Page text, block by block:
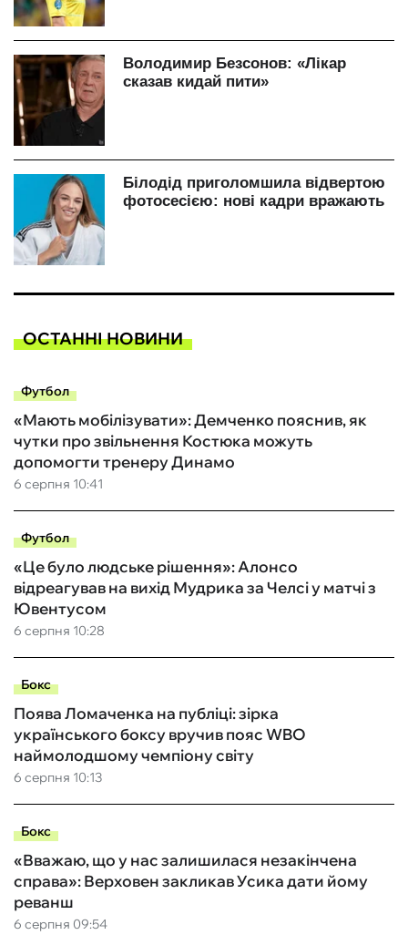
ОСТАННІ НОВИНИ
Футбол
6 серпня 10:41
«Мають мобілізувати»: Демченко пояснив, як
чутки про звільнення Костюка можуть
допомогти тренеру Динамо
Футбол
6 серпня 10:28
«Це було людське рішення»: Алонсо
відреагував на вихід Мудрика за Челсі у матчі з
Ювентусом
Бокс
6 серпня 10:13
Поява Ломаченка на публіці: зірка
українського боксу вручив пояс WBO
наймолодшому чемпіону світу
Бокс
6 серпня 09:54
«Вважаю, що у нас залишилася незакінчена
справа»: Верховен закликав Усика дати йому
реванш